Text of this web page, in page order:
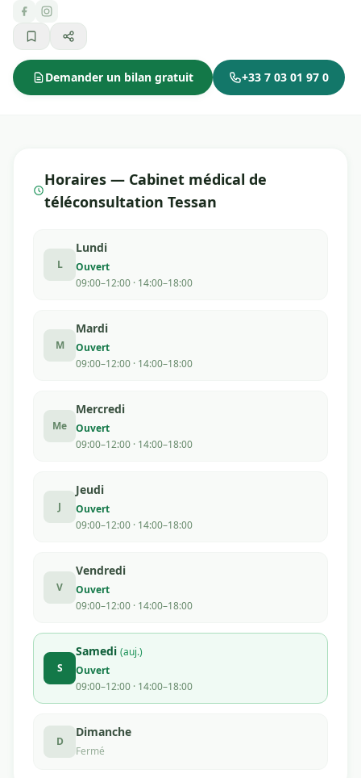
Demander un bilan gratuit +33 7 03 01 97 0
Horaires — Cabinet médical de
téléconsultation Tessan
L
Lundi
Ouvert
09:00–12:00 · 14:00–18:00
M
Mardi
Ouvert
09:00–12:00 · 14:00–18:00
Me
Mercredi
Ouvert
09:00–12:00 · 14:00–18:00
J
Jeudi
Ouvert
09:00–12:00 · 14:00–18:00
V
Vendredi
Ouvert
09:00–12:00 · 14:00–18:00
S
Samedi (auj.)
Ouvert
09:00–12:00 · 14:00–18:00
D
Dimanche
Fermé